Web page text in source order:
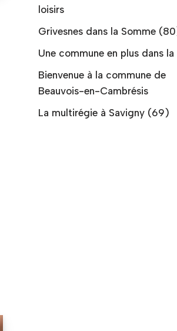
loisirs
Grivesnes dans la Somme
Une commune en plus dans
Bienvenue à la commune de
Beauvois-en-Cambrésis
La multirégie à Savigny (69)